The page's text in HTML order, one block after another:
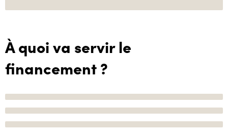
À quoi va servir le
financement ?